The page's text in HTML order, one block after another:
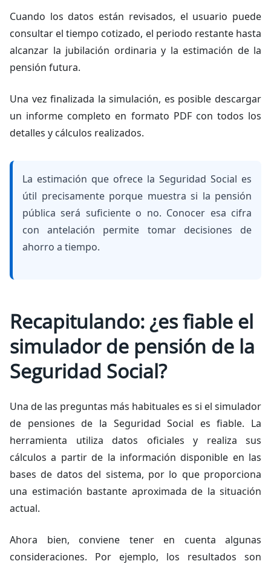
Cuando los datos están revisados, el usuario puede
consultar el tiempo cotizado, el periodo restante hasta
alcanzar la jubilación ordinaria y la estimación de la
pensión futura.
Una vez finalizada la simulación, es posible descargar
un informe completo en formato PDF con todos los
detalles y cálculos realizados.
La estimación que ofrece la Seguridad Social es
útil precisamente porque muestra si la pensión
pública será suficiente o no. Conocer esa cifra
con antelación permite tomar decisiones de
ahorro a tiempo.
Recapitulando: ¿es fiable el
simulador de pensión de la
Seguridad Social?
Una de las preguntas más habituales es si el simulador
de pensiones de la Seguridad Social es fiable. La
herramienta utiliza datos oficiales y realiza sus
cálculos a partir de la información disponible en las
bases de datos del sistema, por lo que proporciona
una estimación bastante aproximada de la situación
actual.
Ahora bien, conviene tener en cuenta algunas
consideraciones. Por ejemplo, los resultados son